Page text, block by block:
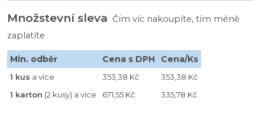
Množstevní sleva Čím víc nakoupíte, tím méně
zaplatíte
Min. odběr Cena s DPH Cena/Ks
1 kus a více 353,38 Kč
353,38 Kč
1 karton (2 kusy) a více 671,55 Kč 335,78 Kč